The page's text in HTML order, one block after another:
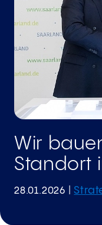
Karriere
Wir
Standort
28.01.2026 |